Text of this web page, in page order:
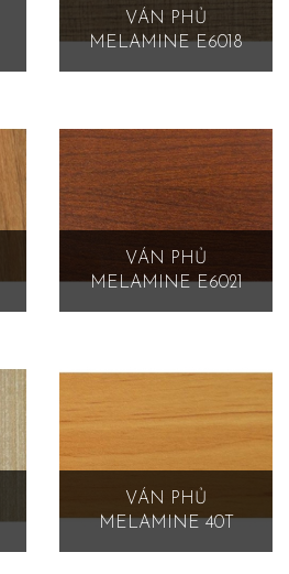
VÁN PHỦ
MELAMINE E6018
VÁN PHỦ
MELAMINE E6021
VÁN PHỦ
MELAMINE 40T